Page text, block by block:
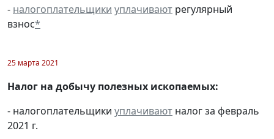
- налогоплательщики уплачивают регулярный
взнос*
25 марта 2021
Налог на добычу полезных ископаемых:
- налогоплательщики уплачивают налог за февраль
2021 г.